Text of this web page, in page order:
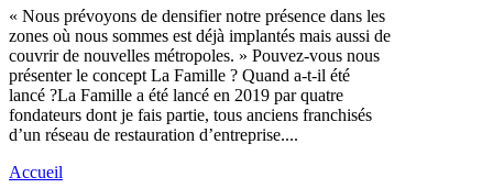
« Nous prévoyons de densifier notre présence dans les
zones où nous sommes est déjà implantés mais aussi de
couvrir de nouvelles métropoles. » Pouvez-vous nous
présenter le concept La Famille ? Quand a-t-il été
lancé ?La Famille a été lancé en 2019 par quatre
fondateurs dont je fais partie, tous anciens franchisés
d’un réseau de restauration d’entreprise....
Accueil